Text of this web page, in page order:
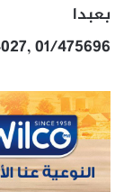
بعبدا
01/475696